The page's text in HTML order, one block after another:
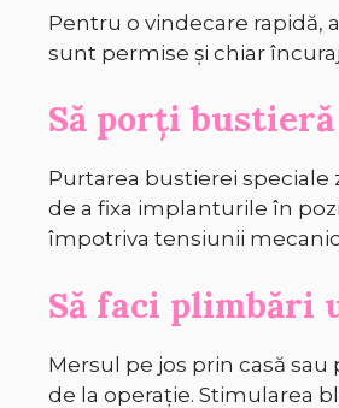
Pentru o vindecare rapidă,
sunt permise și chiar
Să porți
Purtarea bustierei speciale
de a fixa implanturile în
împotriva tensiunii
Să faci plimbări
Mersul pe jos prin casă
de la operație. Stimularea